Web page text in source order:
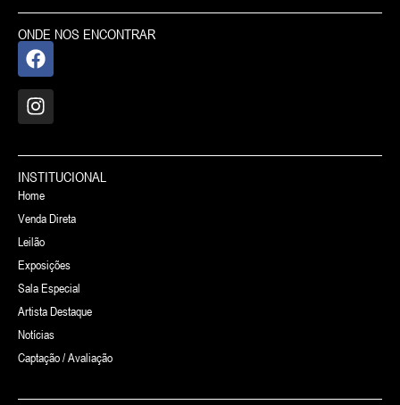
ONDE NOS ENCONTRAR
INSTITUCIONAL
Home
Venda Direta
Leilão
Exposições
Sala Especial
Artista Destaque
Notícias
Captação / Avaliação